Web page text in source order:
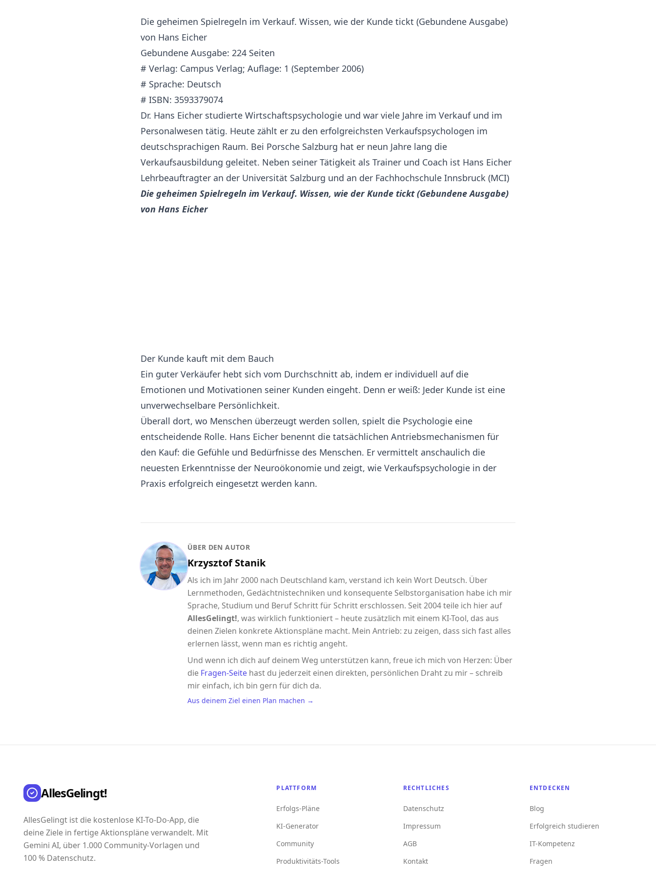
Die geheimen Spielregeln im Verkauf. Wissen, wie der Kunde tickt (Gebundene Ausgabe)
von Hans Eicher
Gebundene Ausgabe: 224 Seiten
# Verlag: Campus Verlag; Auflage: 1 (September 2006)
# Sprache: Deutsch
# ISBN: 3593379074
Dr. Hans Eicher studierte Wirtschaftspsychologie und war viele Jahre im Verkauf und im
Personalwesen tätig. Heute zählt er zu den erfolgreichsten Verkaufspsychologen im
deutschsprachigen Raum. Bei Porsche Salzburg hat er neun Jahre lang die
Verkaufsausbildung geleitet. Neben seiner Tätigkeit als Trainer und Coach ist Hans Eicher
Lehrbeauftragter an der Universität Salzburg und an der Fachhochschule Innsbruck (MCI)
Die geheimen Spielregeln im Verkauf. Wissen, wie der Kunde tickt (Gebundene Ausgabe)
von Hans Eicher
Der Kunde kauft mit dem Bauch
Ein guter Verkäufer hebt sich vom Durchschnitt ab, indem er individuell auf die
Emotionen und Motivationen seiner Kunden eingeht. Denn er weiß: Jeder Kunde ist eine
unverwechselbare Persönlichkeit.
Überall dort, wo Menschen überzeugt werden sollen, spielt die Psychologie eine
entscheidende Rolle. Hans Eicher benennt die tatsächlichen Antriebsmechanismen für
den Kauf: die Gefühle und Bedürfnisse des Menschen. Er vermittelt anschaulich die
neuesten Erkenntnisse der Neuroökonomie und zeigt, wie Verkaufspsychologie in der
Praxis erfolgreich eingesetzt werden kann.
ÜBER DEN AUTOR
Krzysztof Stanik
Als ich im Jahr 2000 nach Deutschland kam, verstand ich kein Wort Deutsch. Über
Lernmethoden, Gedächtnistechniken und konsequente Selbstorganisation habe ich mir
Sprache, Studium und Beruf Schritt für Schritt erschlossen. Seit 2004 teile ich hier auf
AllesGelingt!, was wirklich funktioniert – heute zusätzlich mit einem KI-Tool, das aus
deinen Zielen konkrete Aktionspläne macht. Mein Antrieb: zu zeigen, dass sich fast alles
erlernen lässt, wenn man es richtig angeht.
Und wenn ich dich auf deinem Weg unterstützen kann, freue ich mich von Herzen: Über
die Fragen-Seite hast du jederzeit einen direkten, persönlichen Draht zu mir – schreib
mir einfach, ich bin gern für dich da.
Aus deinem Ziel einen Plan machen →
AllesGelingt!
AllesGelingt ist die kostenlose KI-To-Do-App, die
deine Ziele in fertige Aktionspläne verwandelt. Mit
Gemini AI, über 1.000 Community-Vorlagen und
100 % Datenschutz.
PLATTFORM
Erfolgs-Pläne
KI-Generator
Community
Produktivitäts-Tools
RECHTLICHES
Datenschutz
Impressum
AGB
Kontakt
ENTDECKEN
Blog
Erfolgreich studieren
IT-Kompetenz
Fragen